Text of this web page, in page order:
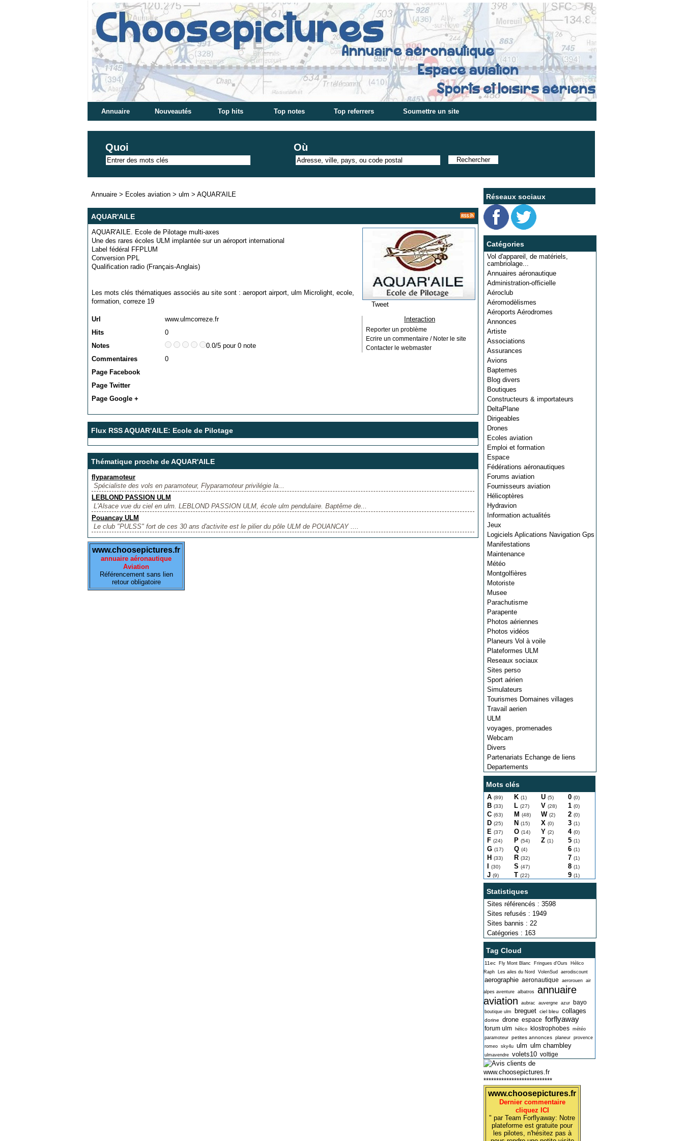
Annuaire Nouveautés Top hits Top notes Top referrers Soumettre un site
Quoi Où
Réseaux sociaux
Catégories
Vol d'appareil, de matériels,
cambriolage...
Annuaires aéronautique
Administration-officielle
Aéroclub
Aéromodèlismes
Aéroports Aérodromes
Annonces
Artiste
Associations
Assurances
Avions
Baptemes
Blog divers
Boutiques
Constructeurs & importateurs
DeltaPlane
Dirigeables
Drones
Ecoles aviation
Emploi et formation
Espace
Fédérations aéronautiques
Forums aviation
Fournisseurs aviation
Hélicoptères
Hydravion
Information actualités
Jeux
Logiciels Aplications Navigation Gps
Manifestations
Maintenance
Météo
Montgolfières
Motoriste
Musee
Parachutisme
Parapente
Photos aériennes
Photos vidéos
Planeurs Vol à voile
Plateformes ULM
Reseaux sociaux
Sites perso
Sport aérien
Simulateurs
Tourismes Domaines villages
Travail aerien
ULM
voyages, promenades
Webcam
Divers
Partenariats Echange de liens
Departements
Mots clés
A (89)
B (33)
C (63)
D (25)
E (37)
F (24)
G (17)
H (33)
(30)
J (9)
K (1)
L (27)
M (48)
N (15)
O (14)
P (54)
Q (4)
R (32)
S (47)
T (22)
U (5)
V (28)
W (2)
X (0)
Y (2)
Z (1)
0 (0)
1 (0)
2 (0)
3 (1)
4 (0)
5 (1)
6 (1)
7 (1)
8 (1)
9 (1)
Statistiques
Sites référencés : 3598
Sites refusés : 1949
Sites bannis : 22
Catégories : 163
Tag Cloud
11ec Fly Mont Blanc Fringues d'Ours
Hélico
Raph
Les ailes du Nord VolenSud aerodiscount
aerographie aeronautique aerorouen air
alpes aventure albatros annuaire
aviation
aubrac auvergne azur bayo
boutique ulm breguet ciel bleu collages
dorine drone espace forflyaway
forum ulm hélico klostrophobes météo
paramoteur petites annonces planeur provence
romeo sky4u ulm ulm chambley
ulmavendre volets10 voltige
***************************
www.choosepictures.fr
Dernier commentaire
cliquez ICI
" par Team Forflyaway: Notre
plateforme est gratuite pour
les pilotes, n'hésitez pas à
Annuaire > Ecoles aviation > ulm > AQUAR'AILE
AQUAR'AILE
AQUAR'AILE. Ecole de Pilotage multi-axes
Une des rares écoles ULM implantée sur un aéroport international
Label fédéral FFPLUM
Conversion PPL
Qualification radio (Français-Anglais)
Les mots clés thématiques associés au site sont : aeroport airport, ulm Microlight, ecole,
formation, correze 19
Url
www.ulmcorreze.fr
Hits
0
Notes
0.0/5 pour 0 note
Commentaires
0
Page Facebook
Page Twitter
Page Google +
Tweet
Interaction
Reporter un problème
Ecrire un commentaire / Noter le site
Contacter le webmaster
Flux RSS AQUAR'AILE: Ecole de Pilotage
Thématique proche de AQUAR'AILE
flyparamoteur
Spécialiste des vols en paramoteur, Flyparamoteur privilégie la...
LEBLOND PASSION ULM
L'Alsace vue du ciel en ulm. LEBLOND PASSION ULM, école ulm pendulaire. Baptême de...
Pouancay ULM
Le club "PULSS" fort de ces 30 ans d'activite est le pilier du pôle ULM de POUANCAY ....
www.choosepictures.fr
annuaire aéronautique
Aviation
Référencement sans lien
retour obligatoire